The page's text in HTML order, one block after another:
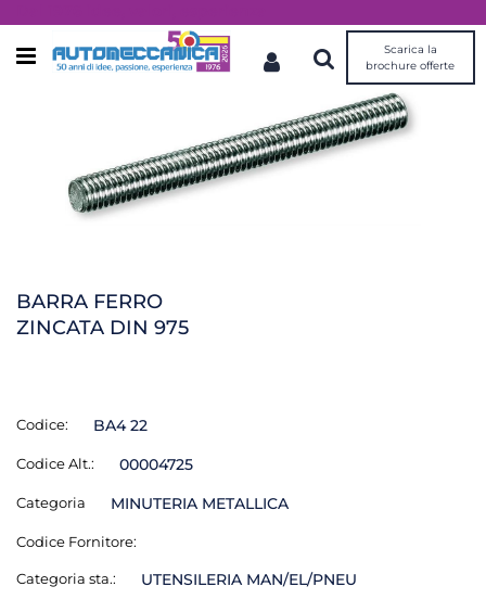
Open menu
Scarica la
brochure offerte
BARRA FERRO
ZINCATA DIN 975
Codice: BA4 22
Codice Alt.: 00004725
Categoria MINUTERIA METALLICA
Codice Fornitore:
Categoria sta.: UTENSILERIA MAN/EL/PNEU